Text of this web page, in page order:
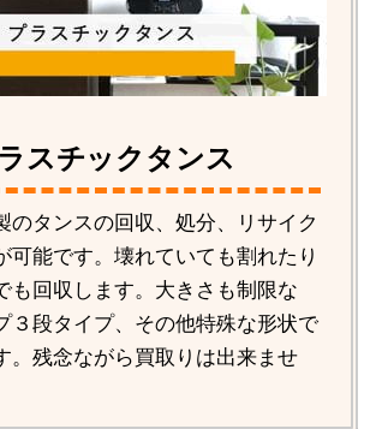
スチックタンス
のタンスの回収、処分、リサイク
可能です。壊れていても割れたり
も回収します。大きさも制限な
３段タイプ、その他特殊な形状で
。残念ながら買取りは出来ませ